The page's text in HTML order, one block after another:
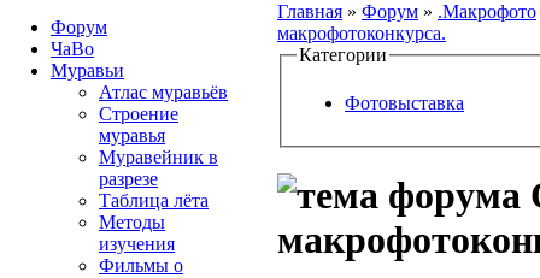
Главная » Форум » .Макрофото
макрофотоконкурса.
Категории
Фотовыставка
Форум
ЧаВо
Муравьи
Атлас муравьёв
Строение
муравья
Муравейник в
разрезе
Таблица лёта
Методы
изучения
Фильмы о